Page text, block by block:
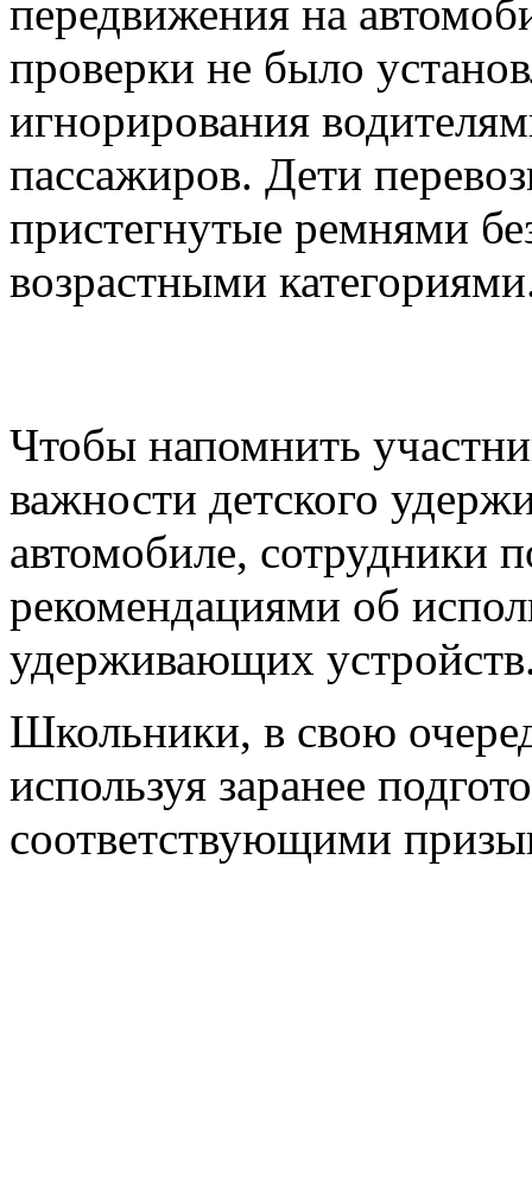
передвижения на
проверки не было
игнорирования
пассажиров. Дети
пристегнутые ремнями
возрастными
Чтобы напомнить
важности детского
автомобиле, сотрудники
рекомендациями об
удерживающих
Школьники, в свою
используя заранее
соответствующими